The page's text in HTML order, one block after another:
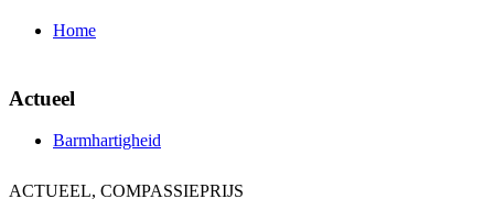
Home
Barmhartigheid
Actueel
ACTUEEL, COMPASSIEPRIJS